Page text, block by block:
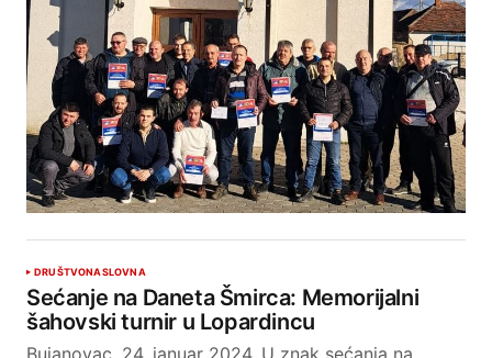
DRUŠTVONASLOVNA
Sećanje na Daneta Šmirca: Memorijalni
šahovski turnir u Lopardincu